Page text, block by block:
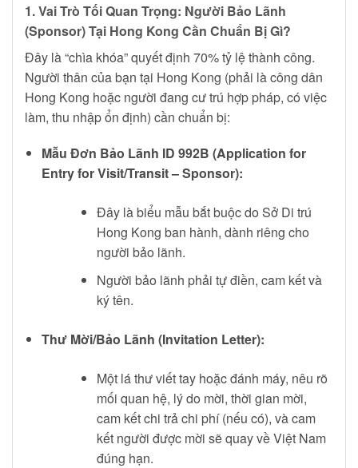
1. Vai Trò Tối Quan Trọng: Người Bảo Lãnh
(Sponsor) Tại Hong Kong Cần Chuẩn Bị Gì?
Đây là “chìa khóa” quyết định 70% tỷ lệ thành công.
Người thân của bạn tại Hong Kong (phải là công dân
Hong Kong hoặc người đang cư trú hợp pháp, có việc
làm, thu nhập ổn định) cần chuẩn bị:
Mẫu Đơn Bảo Lãnh ID 992B (Application for
Entry for Visit/Transit – Sponsor):
Đây là biểu mẫu bắt buộc do Sở Di trú
Hong Kong ban hành, dành riêng cho
người bảo lãnh.
Người bảo lãnh phải tự điền, cam kết và
ký tên.
Thư Mời/Bảo Lãnh (Invitation Letter):
Một lá thư viết tay hoặc đánh máy, nêu rõ
mối quan hệ, lý do mời, thời gian mời,
cam kết chi trả chi phí (nếu có), và cam
kết người được mời sẽ quay về Việt Nam
đúng hạn.